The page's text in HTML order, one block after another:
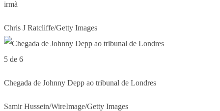
irmã
Chris J Ratcliffe/Getty Images
5 de 6
Chegada de Johnny Depp ao tribunal de Londres
Samir Hussein/WireImage/Getty Images